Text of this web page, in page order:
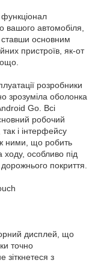
вашого автомобіля,
ставши основним
пристроїв, як-от
розробники
зрозуміла оболонка
Go. Всі
робочий
і інтерфейсу
ними, що робить
особливо під
покриття.
дисплей, що
точно
зіткнетеся з